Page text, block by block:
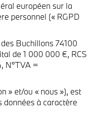
européen sur la
personnel (« RGPD
Buchillons 74100
de 1 000 000 €, RCS
N°TVA =
» et/ou « nous »), est
données à caractère